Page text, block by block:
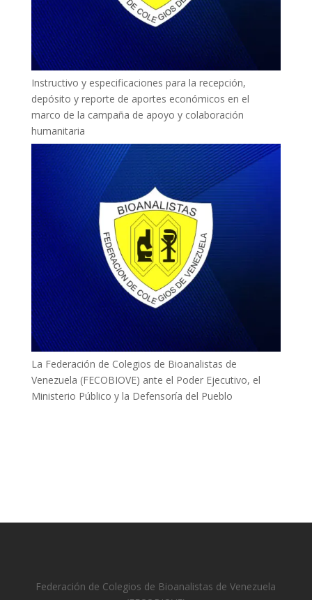
Instructivo y especificaciones para la recepción,
depósito y reporte de aportes económicos en el
marco de la campaña de apoyo y colaboración
humanitaria
La Federación de Colegios de Bioanalistas de
Venezuela (FECOBIOVE) ante el Poder Ejecutivo, el
Ministerio Público y la Defensoría del Pueblo
Federación de Colegios de Bioanalistas de Venezuela